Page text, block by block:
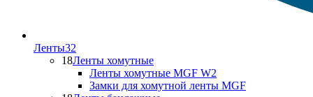
Ленты32
18Ленты хомутные
Ленты хомутные MGF W2
Замки для хомутной ленты MGF